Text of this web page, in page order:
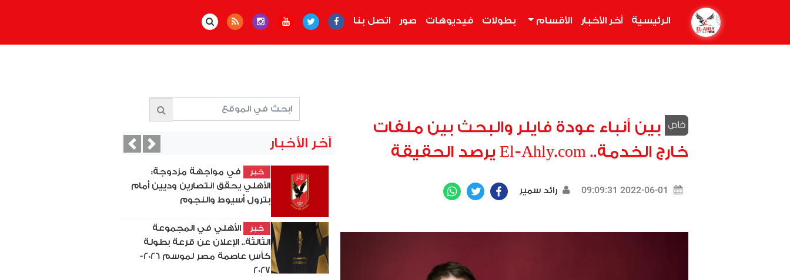
الرئيسية أخر الأخبار الأقسام بطولات فيديوهات صور اتصل بنا
بين أنباء عودة فايلر والبحث بين ملفات
خارج الخدمة.. El-Ahly.com يرصد الحقيقة
2022-06-01 09:09:31 رائد سمير Facebook
Twitter
آخر الأخبار
خبر
في مواجهة مزدوجة:
الأهلي يحقق انتصارين وديين أمام
بترول أسيوط والنجوم
خبر
الأهلي في المجموعة
الثالثة.. الإعلان عن قرعة بطولة
كأس عاصمة مصر لموسم 2026-
2027
PreviousNext